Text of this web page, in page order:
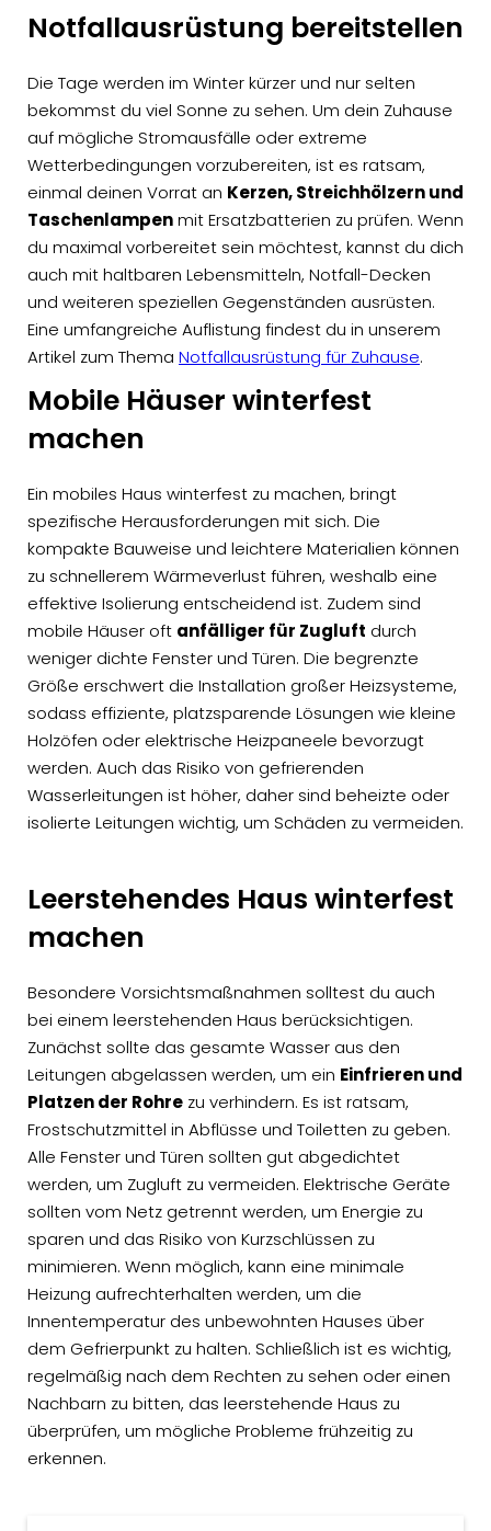
Notfallausrüstung bereitstellen
Die Tage werden im Winter kürzer und nur selten
bekommst du viel Sonne zu sehen. Um dein Zuhause
auf mögliche Stromausfälle oder extreme
Wetterbedingungen vorzubereiten, ist es ratsam,
einmal deinen Vorrat an Kerzen, Streichhölzern und
Taschenlampenmit Ersatzbatterien zu prüfen. Wenn
du maximal vorbereitet sein möchtest, kannst du dich
auch mit haltbaren Lebensmitteln, Notfall-Decken
und weiteren speziellen Gegenständen ausrüsten.
Eine umfangreiche Auflistung findest du in unserem
Artikel zum Thema Notfallausrüstung für Zuhause.
Mobile Häuser winterfest
machen
Ein mobiles Haus winterfest zu machen, bringt
spezifische Herausforderungen mit sich. Die
kompakte Bauweise und leichtere Materialien können
zu schnellerem Wärmeverlust führen, weshalb eine
effektive Isolierung entscheidend ist. Zudem sind
mobile Häuser oft anfälliger für Zugluft durch
weniger dichte Fenster und Türen. Die begrenzte
Größe erschwert die Installation großer Heizsysteme,
sodass effiziente, platzsparende Lösungen wie kleine
Holzöfen oder elektrische Heizpaneele bevorzugt
werden. Auch das Risiko von gefrierenden
Wasserleitungen ist höher, daher sind beheizte oder
isolierte Leitungen wichtig, um Schäden zu vermeiden.
Leerstehendes Haus winterfest
machen
Besondere Vorsichtsmaßnahmen solltest du auch
bei einem leerstehenden Haus berücksichtigen.
Zunächst sollte das gesamte Wasser aus den
Leitungen abgelassen werden, um ein Einfrieren und
Platzen der Rohre zu verhindern. Es ist ratsam,
Frostschutzmittel in Abflüsse und Toiletten zu geben.
Alle Fenster und Türen sollten gut abgedichtet
werden, um Zugluft zu vermeiden. Elektrische Geräte
sollten vom Netz getrennt werden, um Energie zu
sparen und das Risiko von Kurzschlüssen zu
minimieren. Wenn möglich, kann eine minimale
Heizung aufrechterhalten werden, um die
Innentemperatur des unbewohnten Hauses über
dem Gefrierpunkt zu halten. Schließlich ist es wichtig,
regelmäßig nach dem Rechten zu sehen oder einen
Nachbarn zu bitten, das leerstehende Haus zu
überprüfen, um mögliche Probleme frühzeitig zu
erkennen.